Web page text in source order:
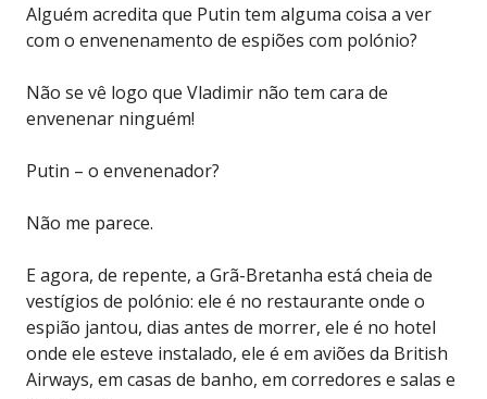
Alguém acredita que Putin tem alguma coisa a ver
com o envenenamento de espiões com polónio?
Não se vê logo que Vladimir não tem cara de
envenenar ninguém!
Putin – o envenenador?
Não me parece.
E agora, de repente, a Grã-Bretanha está cheia de
vestígios de polónio: ele é no restaurante onde o
espião jantou, dias antes de morrer, ele é no hotel
onde ele esteve instalado, ele é em aviões da British
Airways, em casas de banho, em corredores e salas e